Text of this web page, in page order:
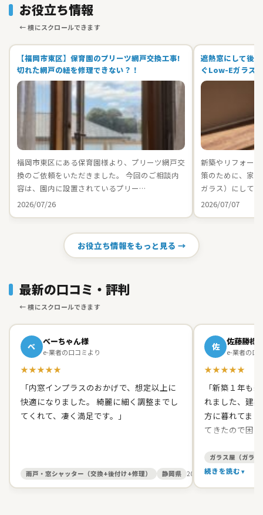
お役立ち情報
【福岡市東区】保育園のプリーツ網戸交換工事!
切れた網戸の紐を修理できない？！
福岡市東区にある保育園様より、プリーツ網戸交
換のご依頼をいただきました。 今回のご相談内
容は、園内に設置されているプリー…
2026/07/26
遮熱窓にして後
ぐLow-Eガラス
新築やリフォー
策のために、家
ガラス）にして
2026/07/07
お役立ち情報をもっと見る →
最新の口コミ・評判
べ べーちゃん様
e-業者の口コミより
★★★★★
「内窓インプラスのおかげで、想定以上に
快適になりました。 綺麗に細く調整までし
てくれて、凄く満足です。」
雨戸・窓シャッター（交換+後付け+修理） 静岡県 2026/05/27
佐 佐藤勝様
e-業者の口
★★★★★
「新築１年も
れました、建
方に暮れてま
てきたので困
た。 有償でし
て、バッチリ
す。 信頼出来
ガラス屋（ガラ
続きを読む